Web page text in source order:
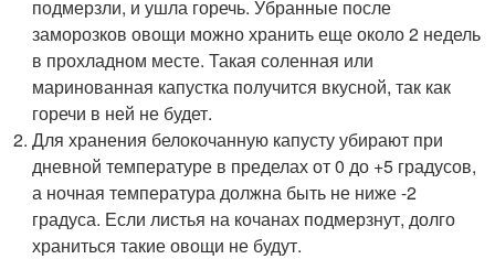
подмерзли, и ушла горечь. Убранные после
заморозков овощи можно хранить еще около 2 недель
в прохладном месте. Такая соленная или
маринованная капустка получится вкусной, так как
горечи в ней не будет.
Для хранения белокочанную капусту убирают при
дневной температуре в пределах от 0 до +5 градусов,
а ночная температура должна быть не ниже -2
градуса. Если листья на кочанах подмерзнут, долго
храниться такие овощи не будут.